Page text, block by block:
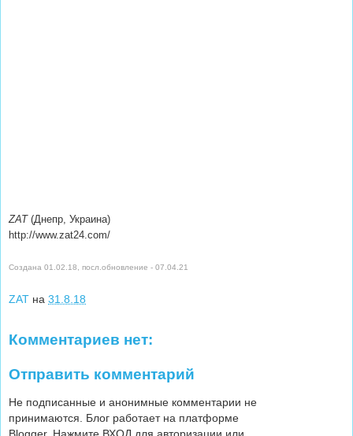
ZAT (Днепр, Украина)
http://www.zat24.com/
Создана 01.02.18, посл.обновление - 07.04.21
ZAT на 31.8.18
Комментариев нет:
Отправить комментарий
Не подписанные и анонимные комментарии не
принимаются. Блог работает на платформе